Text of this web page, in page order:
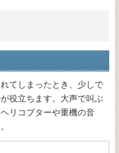
てしまったとき、少しで
役立ちます。大声で叫ぶ
リコプターや重機の音